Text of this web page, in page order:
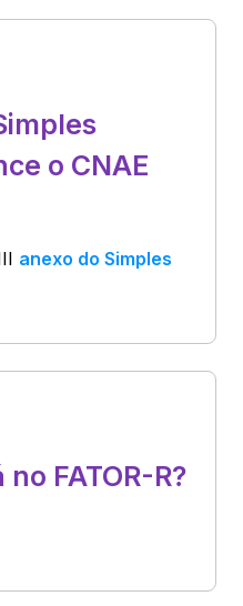
o CNAE
anexo do Simples
FATOR-R?